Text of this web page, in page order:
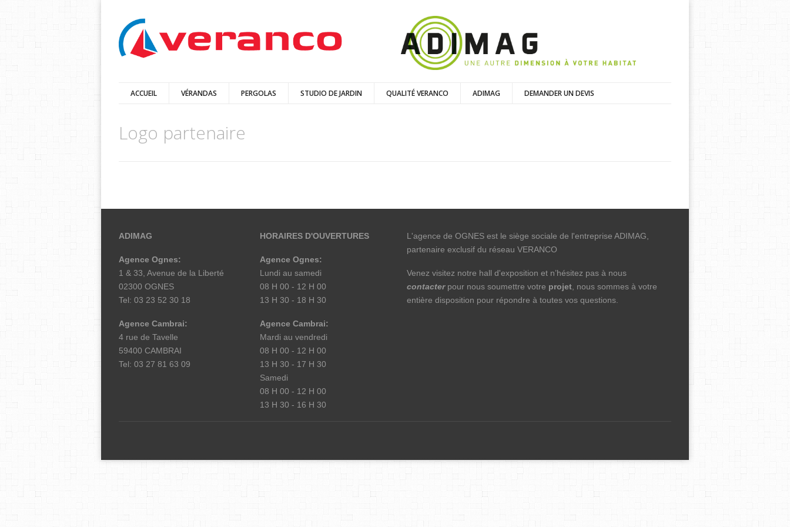
ACCUEIL VÉRANDAS PERGOLAS STUDIO DE JARDIN QUALITÉ VERANCO ADIMAG DEMANDER UN DEVIS
Logo partenaire
ADIMAG
Agence Ognes:
1 & 33, Avenue de la Liberté
02300 OGNES
Tel: 03 23 52 30 18
Agence Cambrai:
4 rue de Tavelle
59400 CAMBRAI
Tel: 03 27 81 63 09
HORAIRES D'OUVERTURES
Agence Ognes:
Lundi au samedi
08 H 00 - 12 H 00
13 H 30 - 18 H 30
Agence Cambrai:
Mardi au vendredi
08 H 00 - 12 H 00
13 H 30 - 17 H 30
Samedi
08 H 00 - 12 H 00
13 H 30 - 16 H 30
L'agence de OGNES est le siège sociale de l'entreprise ADIMAG,
partenaire exclusif du réseau VERANCO
Venez visitez notre hall d'exposition et n’hésitez pas à nous
contacter pour nous soumettre votre projet , nous sommes à votre
entière disposition pour répondre à toutes vos questions.